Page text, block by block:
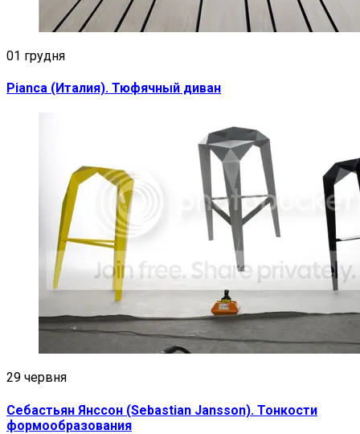
01 грудня
Pianca (Италия). Тюфячный диван
29 червня
Себастьян Янссон (Sebastian Jansson). Тонкости
формообразования